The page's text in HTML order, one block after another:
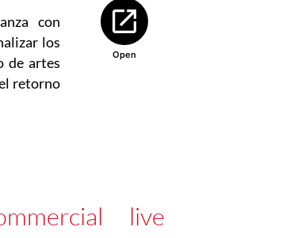
con
los
de artes
retorno
Open
Abre en nueva ventana
live